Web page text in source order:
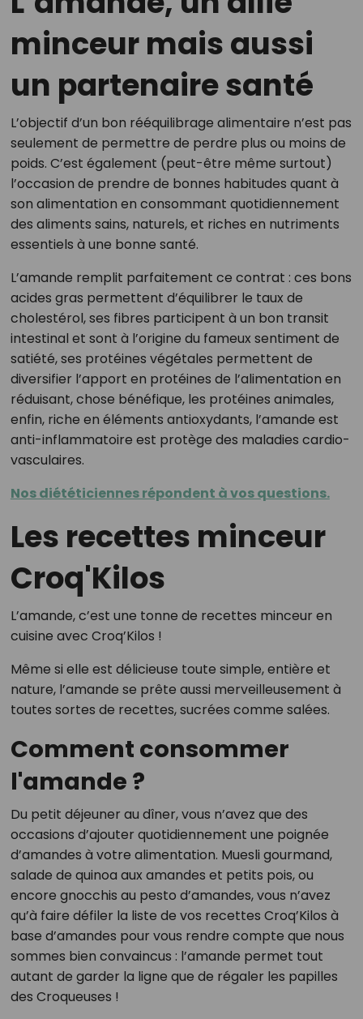
minceur mais aussi
un partenaire santé
L’objectif d’un bon rééquilibrage alimentaire n’est pas
seulement de permettre de perdre plus ou moins de
poids. C’est également (peut-être même surtout)
l’occasion de prendre de bonnes habitudes quant à
son alimentation en consommant quotidiennement
des aliments sains, naturels, et riches en nutriments
essentiels à une bonne santé.
L’amande remplit parfaitement ce contrat : ces bons
acides gras permettent d’équilibrer le taux de
cholestérol, ses fibres participent à un bon transit
intestinal et sont à l’origine du fameux sentiment de
satiété, ses protéines végétales permettent de
diversifier l’apport en protéines de l’alimentation en
réduisant, chose bénéfique, les protéines animales,
enfin, riche en éléments antioxydants, l’amande est
anti-inflammatoire est protège des maladies cardio-
vasculaires.
Nos diététiciennes répondent à vos questions.
Les recettes minceur
Croq'Kilos
L’amande, c’est une tonne de recettes minceur en
cuisine avec Croq’Kilos !
Même si elle est délicieuse toute simple, entière et
nature, l’amande se prête aussi merveilleusement à
toutes sortes de recettes, sucrées comme salées.
Comment consommer
l'amande ?
Du petit déjeuner au dîner, vous n’avez que des
occasions d’ajouter quotidiennement une poignée
d’amandes à votre alimentation. Muesli gourmand,
salade de quinoa aux amandes et petits pois, ou
encore gnocchis au pesto d’amandes, vous n’avez
qu’à faire défiler la liste de vos recettes Croq’Kilos à
base d’amandes pour vous rendre compte que nous
sommes bien convaincus : l’amande permet tout
autant de garder la ligne que de régaler les papilles
des Croqueuses !